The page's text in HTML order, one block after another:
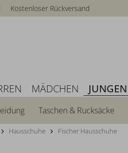
Kostenloser Rückversand
MÄDCHEN JUNGEN
Taschen & Rucksäcke
Hausschuhe Fischer Hausschuhe